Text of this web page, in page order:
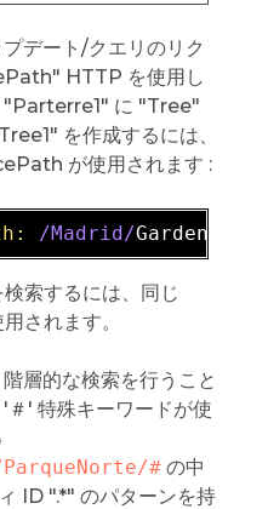
デート/クエリのリク
HTTP を使用し
"Parterre1" に "Tree"
を作成するには、
が使用されます :
/Madrid/Gardens
索するには、同じ
されます。
層的な検索を行うこと
' 特殊キーワードが使
#の中
ID ".*" のパターンを持